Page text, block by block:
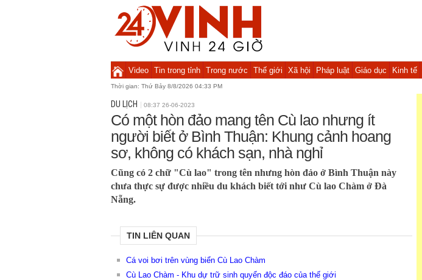
Video Tin trong tỉnh Trong nước Thế giới Xã hội Pháp luật Giáo dục Kinh tế
Thời gian: Thứ Bảy 8/8/2026 04:33 PM
DU LỊCH 08:37 26-06-2023
Có một hòn đảo mang tên Cù lao nhưng ít
người biết ở Bình Thuận: Khung cảnh hoang
sơ, không có khách sạn, nhà nghỉ
Cũng có 2 chữ "Cù lao" trong tên nhưng hòn đảo ở Bình Thuận này
chưa thực sự được nhiều du khách biết tới như Cù lao Chàm ở Đà
Nẵng.
TIN LIÊN QUAN
Cá voi bơi trên vùng biển Cù Lao Chàm
Cù Lao Chàm - Khu dự trữ sinh quyển độc đáo của thế giới